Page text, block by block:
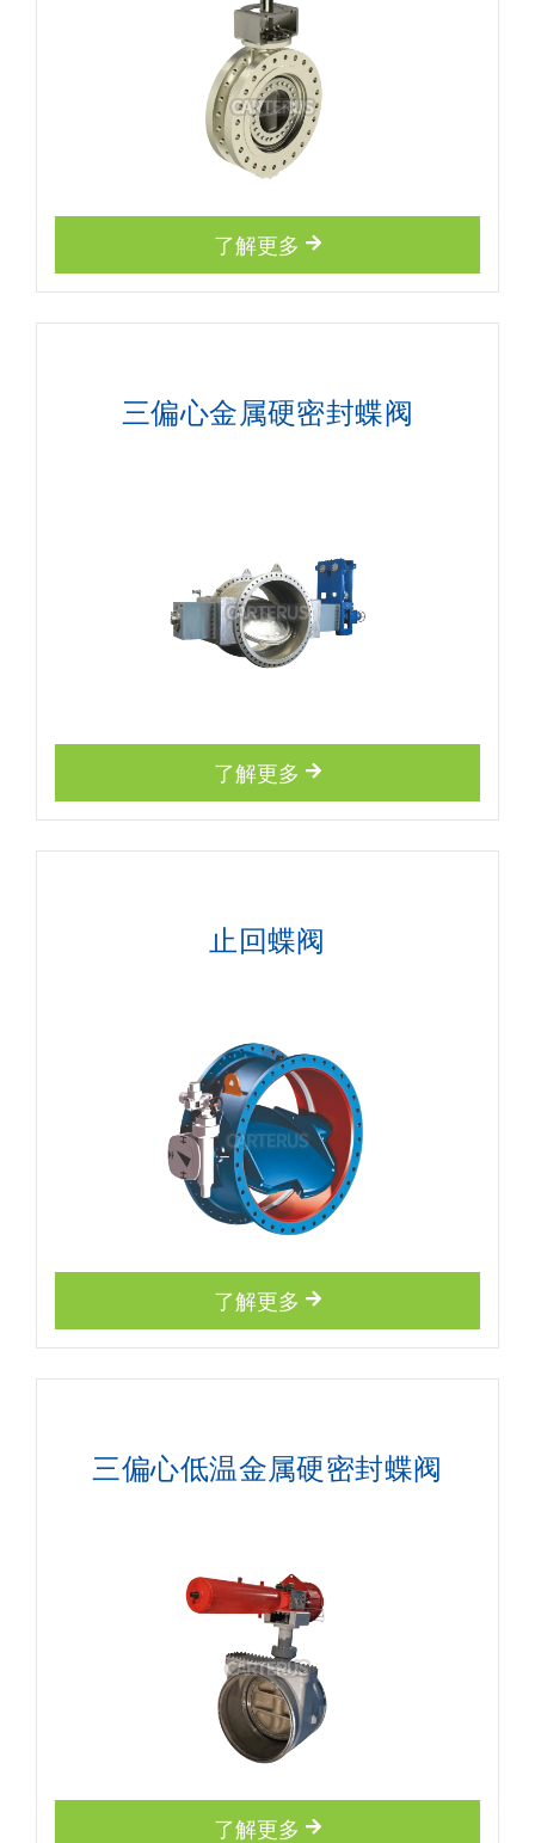
了解更多
三偏心金属硬密封蝶阀
了解更多
止回蝶阀
了解更多
三偏心低温金属硬密封蝶阀
了解更多